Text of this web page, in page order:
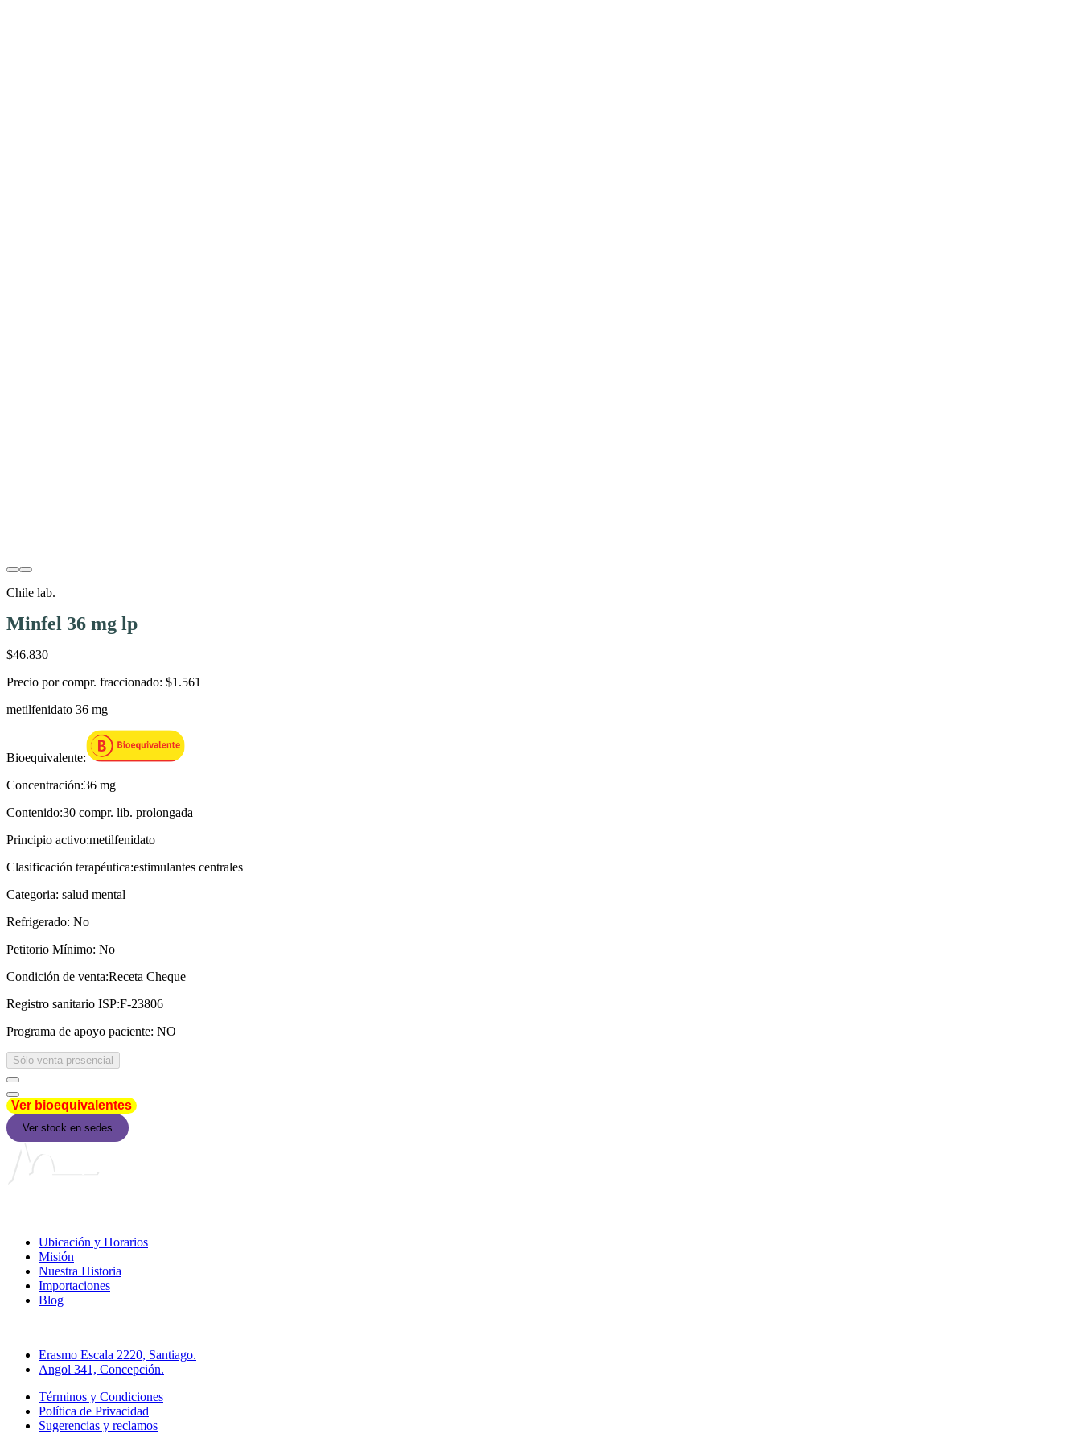
Chile lab.
Minfel 36 mg lp
$46.830
Precio por compr. fraccionado: $1.561
metilfenidato 36 mg
Bioequivalente:
Concentración:36 mg
Contenido:30 compr. lib. prolongada
Principio activo:metilfenidato
Clasificación terapéutica:estimulantes centrales
Categoria: salud mental
Refrigerado: No
Petitorio Mínimo: No
Condición de venta:Receta Cheque
Registro sanitario ISP:F-23806
Programa de apoyo paciente: NO
Sólo venta presencial
Ver bioequivalentes
Ver stock en sedes
Ubicación y Horarios
Misión
Nuestra Historia
Importaciones
Blog
Erasmo Escala 2220, Santiago.
Angol 341, Concepción.
Términos y Condiciones
Política de Privacidad
Sugerencias y reclamos